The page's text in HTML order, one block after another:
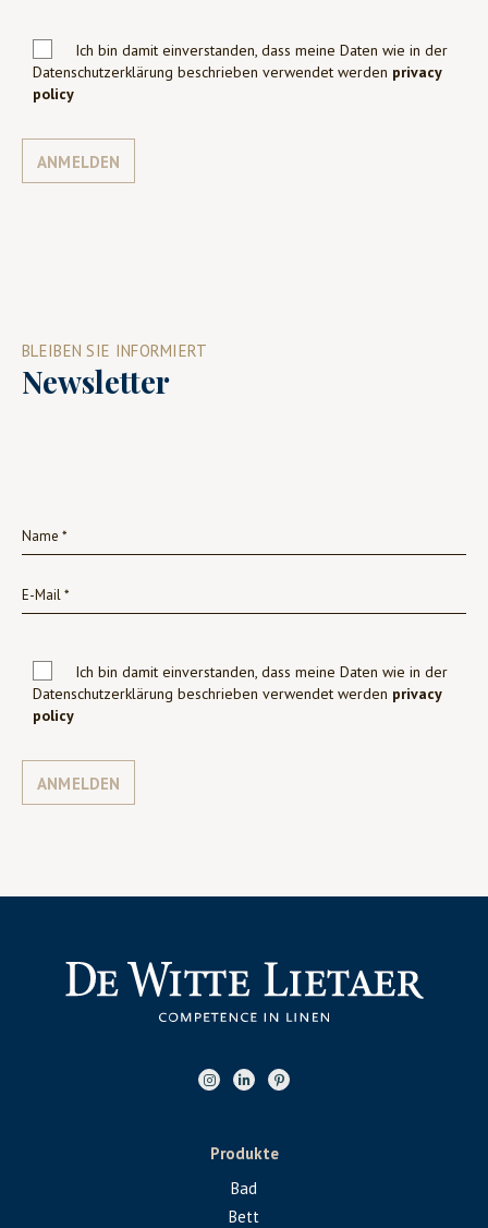
Ich bin damit einverstanden, dass meine Daten wie in der
Datenschutzerklärung beschrieben verwendet werden privacy
policy
ANMELDEN
BLEIBEN SIE INFORMIERT
Newsletter
Ich bin damit einverstanden, dass meine Daten wie in der
Datenschutzerklärung beschrieben verwendet werden privacy
policy
ANMELDEN
Produkte
Bad
Bett